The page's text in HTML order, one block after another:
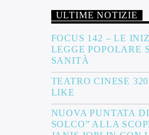
ULTIME NOTIZIE
FOCUS 142 – LE
LEGGE POPOLARE
SANITÀ
TEATRO CINESE
LIKE
NUOVA PUNTATA
SOLCO” ALLA